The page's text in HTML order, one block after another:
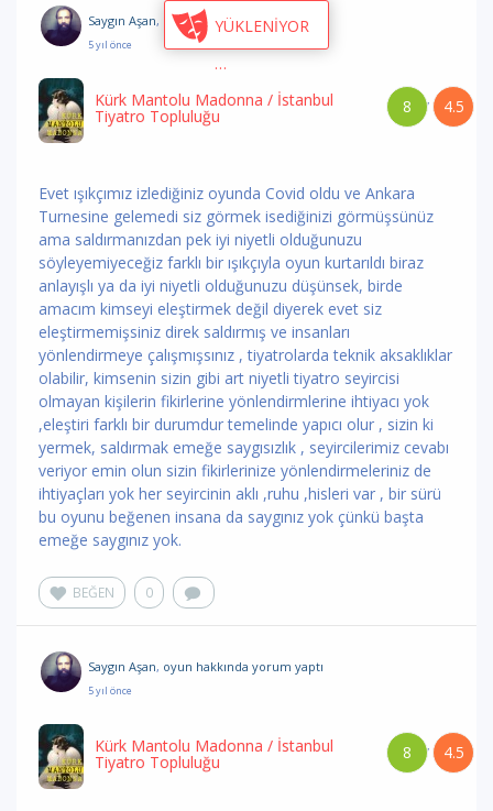
YÜKLENİYOR
Saygın Aşan, oyun hakkında yorum yaptı
5 yıl önce
4.5
/
8
Kürk Mantolu Madonna / İstanbul
Tiyatro Topluluğu
Evet ışıkçımız izlediğiniz oyunda Covid oldu ve Ankara
Turnesine gelemedi siz görmek isediğinizi görmüşsünüz
ama saldırmanızdan pek iyi niyetli olduğunuzu
söyleyemiyeceğiz farklı bir ışıkçıyla oyun kurtarıldı biraz
anlayışlı ya da iyi niyetli olduğunuzu düşünsek, birde
amacım kimseyi eleştirmek değil diyerek evet siz
eleştirmemişsiniz direk saldırmış ve insanları
yönlendirmeye çalışmışsınız , tiyatrolarda teknik aksaklıklar
olabilir, kimsenin sizin gibi art niyetli tiyatro seyircisi
olmayan kişilerin fikirlerine yönlendirmlerine ihtiyacı yok
,eleştiri farklı bir durumdur temelinde yapıcı olur , sizin ki
yermek, saldırmak emeğe saygısızlık , seyircilerimiz cevabı
veriyor emin olun sizin fikirlerinize yönlendirmeleriniz de
ihtiyaçları yok her seyircinin aklı ,ruhu ,hisleri var , bir sürü
bu oyunu beğenen insana da saygınız yok çünkü başta
emeğe saygınız yok.
BEĞEN 0
Saygın Aşan, oyun hakkında yorum yaptı
5 yıl önce
4.5
/
8
Kürk Mantolu Madonna / İstanbul
Tiyatro Topluluğu